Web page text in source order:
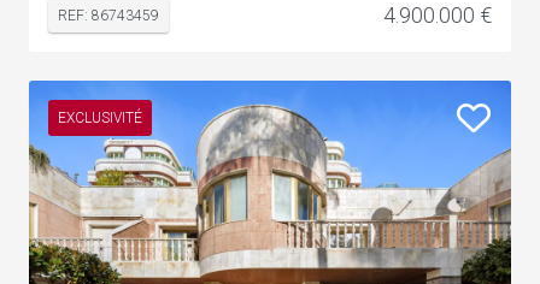
REF: 86743459 4.900.000 €
EXCLUSIVITÉ